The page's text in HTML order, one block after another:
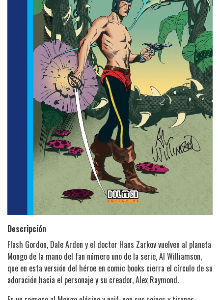
Descripción
Flash Gordon, Dale Arden y el doctor Hans Zarkov vuelven al planeta
Mongo de la mano del fan número uno de la serie, Al Williamson,
que en esta versión del héroe en comic books cierra el círculo de su
adoración hacia el personaje y su creador, Alex Raymond.